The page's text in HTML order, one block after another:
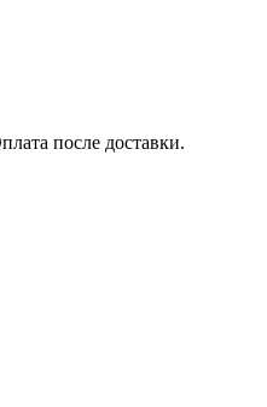
после доставки.